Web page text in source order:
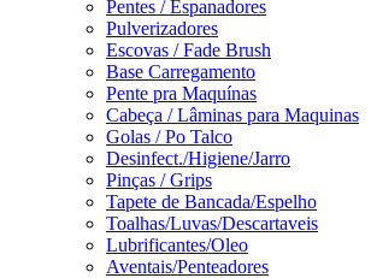
Pentes / Espanadores
Pulverizadores
Escovas / Fade Brush
Base Carregamento
Pente pra Maquínas
Cabeça / Lâminas para Maquinas
Golas / Po Talco
Desinfect./Higiene/Jarro
Pinças / Grips
Tapete de Bancada/Espelho
Toalhas/Luvas/Descartaveis
Lubrificantes/Oleo
Aventais/Penteadores